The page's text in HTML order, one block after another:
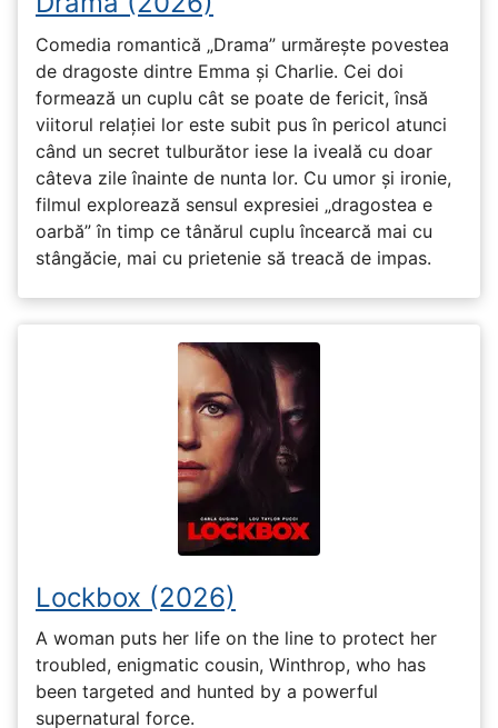
Comedia romantică „Drama” urmărește povestea
de dragoste dintre Emma și Charlie. Cei doi
formează un cuplu cât se poate de fericit, însă
viitorul relației lor este subit pus în pericol atunci
când un secret tulburător iese la iveală cu doar
câteva zile înainte de nunta lor. Cu umor și ironie,
filmul explorează sensul expresiei „dragostea e
oarbă” în timp ce tânărul cuplu încearcă mai cu
stângăcie, mai cu prietenie să treacă de impas.
Lockbox (2026)
A woman puts her life on the line to protect her
troubled, enigmatic cousin, Winthrop, who has
been targeted and hunted by a powerful
supernatural force.